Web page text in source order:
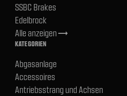
SSBC Brakes
Edelbrock
Alle anzeigentrending_flat
KATEGORIEN
Abgasanlage
Accessoires
Antriebsstrang und Achsen